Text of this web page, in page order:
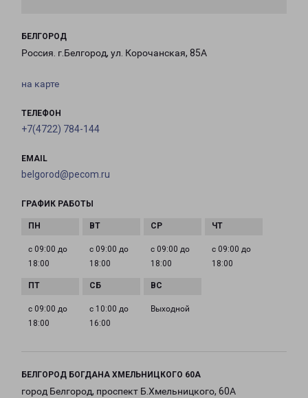
БЕЛГОРОД
Россия. г.Белгород, ул. Корочанская, 85А
на карте
ТЕЛЕФОН
+7(4722) 784-144
EMAIL
belgorod@pecom.ru
ГРАФИК РАБОТЫ
с 09:00 до
18:00
с 09:00 до
18:00
с 09:00 до
18:00
с 09:00 до
18:00
с 09:00 до
18:00
с 10:00 до
16:00
Выходной
БЕЛГОРОД БОГДАНА ХМЕЛЬНИЦКОГО 60А
город Белгород, проспект Б.Хмельницкого, 60А